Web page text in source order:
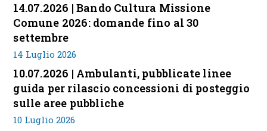
14.07.2026 | Bando Cultura Missione
Comune 2026: domande fino al 30
settembre
14 Luglio 2026
10.07.2026 | Ambulanti, pubblicate linee
guida per rilascio concessioni di posteggio
sulle aree pubbliche
10 Luglio 2026